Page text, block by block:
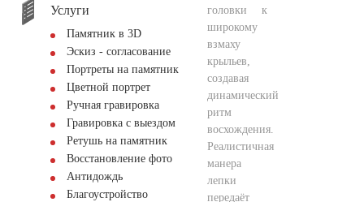
Услуги
Памятник в 3D
Эскиз - согласование
Портреты на памятник
Цветной портрет
Ручная гравировка
Гравировка с выездом
Ретушь на памятник
Восстановление фото
Антидождь
Благоустройство
головки к
широкому
взмаху
крыльев,
создавая
динамический
ритм
восхождения.
Реалистичная
манера
лепки
передаёт